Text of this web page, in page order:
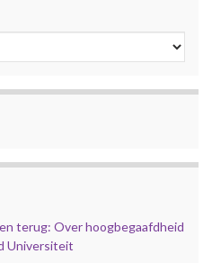
terug: Over hoogbegaafdheid
Universiteit